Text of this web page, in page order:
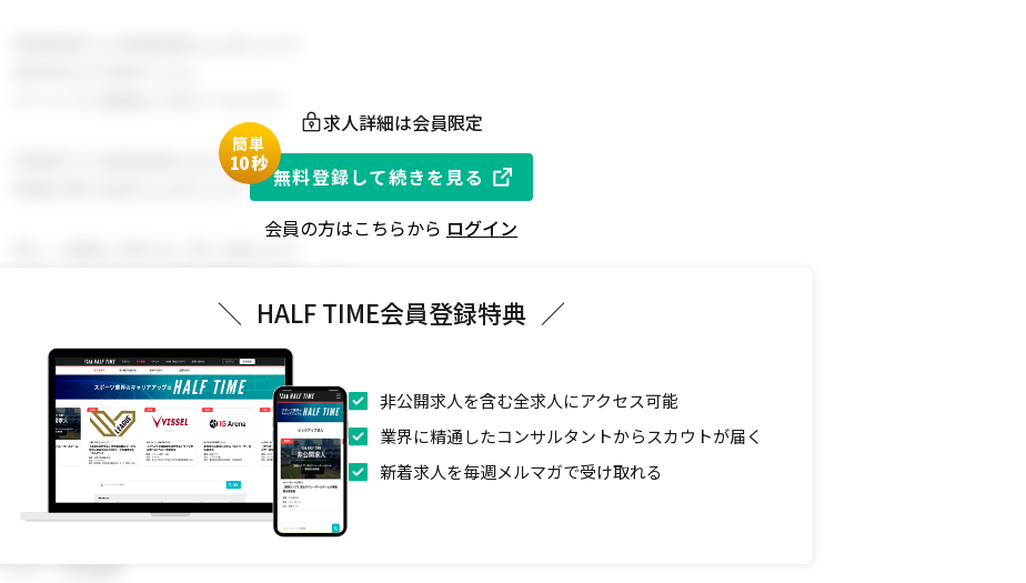
・同業界での就業経験がある方
・関連分野の知見をお持ちの方
事業拡大に伴い、組織体制を強化するためのメンバーを募集します。
スポーツ関連職
求人詳細は会員限定
簡単
10秒
無料登録して続きを見る
会員の方はこちらから ログイン
＼ HALF TIME会員登録特典 ／
非公開求人を含む全求人にアクセス可能
業界に精通したコンサルタントからスカウトが届く
新着求人を毎週メルマガで受け取れる